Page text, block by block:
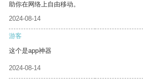
助你在网络上自由移动。
2024-08-14
游客
这个是app神器
2024-08-14